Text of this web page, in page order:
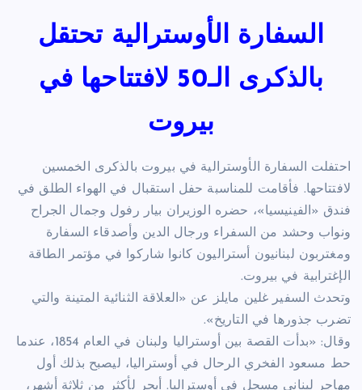
السفارة الأوسترالية تحتقل
بالذكرى الـ50 لافتتاحها في
بيروت
احتفلت السفارة الأوسترالية في بيروت بالذكرى الخمسين
لافتتاحها. فأقامت للمناسبة حفل استقبال في الهواء الطلق في
فندق «الفينيسيا»، حضره الوزيران بيار رفول وجمال الجراح
ونواب وحشد من السفراء ورجال الدين وأصدقاء السفارة
ومغتربون لبنانيون أستراليون كانوا شاركوا في مؤتمر الطاقة
الإغترابية في بيروت.
وتحدث السفير غلين مايلز عن «العلاقة الثنائية المتينة والتي
تضرب جذورها في التاريخ».
وقال: «بدأت القصة بين أوستراليا ولبنان في العام 1854، عندما
حط مسعود الفخري الرحال في أوستراليا، ليصبح بذلك أول
مهاجر لبناني مسجل في أوستراليا. أبحر لأكثر من ثلاثة أشهر،